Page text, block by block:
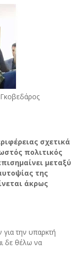
Γκοβεδάρος
σχετικά
πολιτικός
μεταξύ
της
άκρως
την υπαρκτή
δε θέλω να